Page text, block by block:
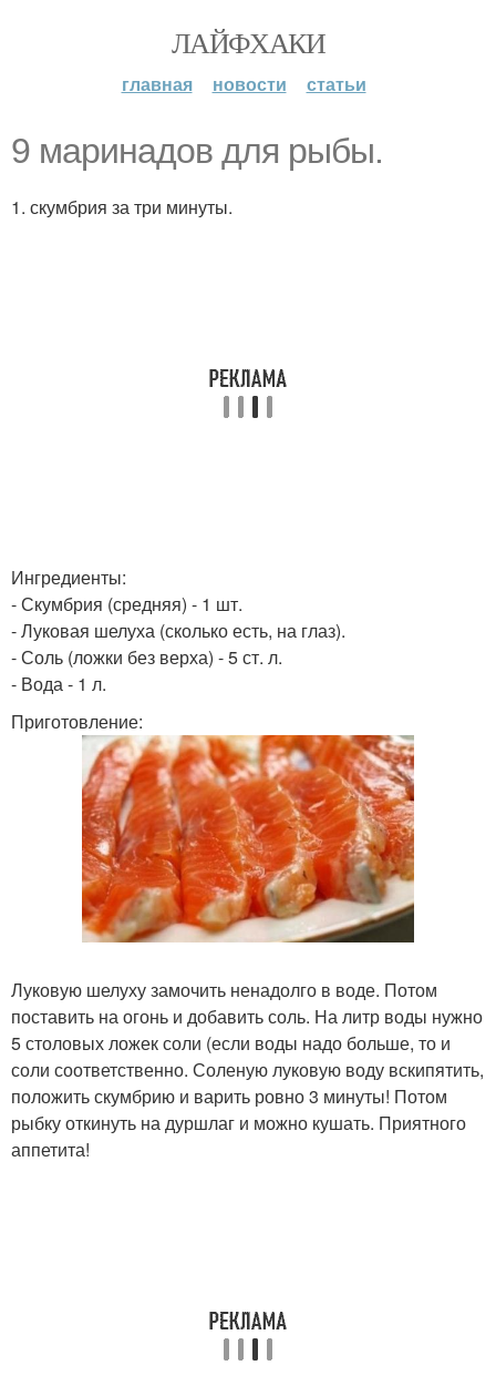
ЛАЙФХАКИ
главная новости статьи
9 маринадов для рыбы.
1. скумбрия за три минуты.
Ингредиенты:
- Скумбрия (средняя) - 1 шт.
- Луковая шелуха (сколько есть, на глаз).
- Соль (ложки без верха) - 5 ст. л.
- Вода - 1 л.
Приготовление:
Луковую шелуху замочить ненадолго в воде. Потом
поставить на огонь и добавить соль. На литр воды нужно
5 столовых ложек соли (если воды надо больше, то и
соли соответственно. Соленую луковую воду вскипятить,
положить скумбрию и варить ровно 3 минуты! Потом
рыбку откинуть на дуршлаг и можно кушать. Приятного
аппетита!